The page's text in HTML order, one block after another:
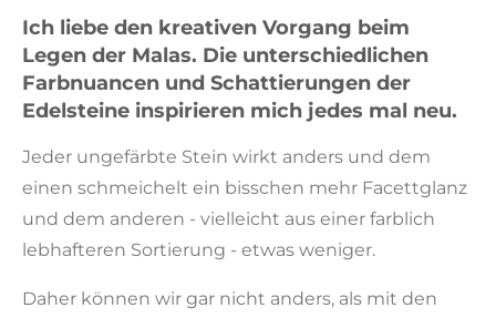
Ich liebe den kreativen Vorgang beim
Legen der Malas. Die unterschiedlichen
Farbnuancen und Schattierungen der
Edelsteine inspirieren mich jedes mal neu.
Jeder ungefärbte Stein wirkt anders und dem
einen schmeichelt ein bisschen mehr Facettglanz
und dem anderen - vielleicht aus einer farblich
lebhafteren Sortierung - etwas weniger.
Daher können wir gar nicht anders, als mit den